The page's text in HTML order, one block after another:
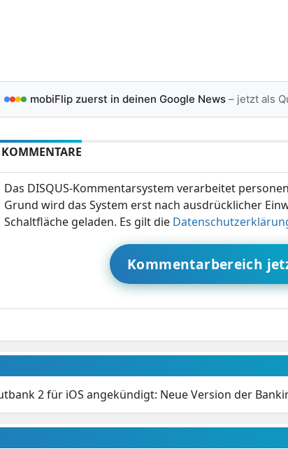
mobiFlip zuerst in deinen Google News– jetzt als
Das DISQUS-Kommentarsystem verarbeitet
Grund wird das System erst nach ausdrücklicher
Schaltfläche geladen. Es gilt die
Kommentarbereich
2 für iOS angekündigt: Neue Version der